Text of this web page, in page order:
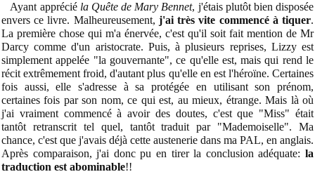
Ayant apprécié la Quête de Mary Bennet, j'étais plutôt bien disposée
envers ce livre. Malheureusement, j'ai très vite commencé à tiquer.
La première chose qui m'a énervée, c'est qu'il soit fait mention de Mr
Darcy comme d'un aristocrate. Puis, à plusieurs reprises, Lizzy est
simplement appelée "la gouvernante", ce qu'elle est, mais qui rend le
récit extrêmement froid, d'autant plus qu'elle en est l'héroïne. Certaines
fois aussi, elle s'adresse à sa protégée en utilisant son prénom,
certaines fois par son nom, ce qui est, au mieux, étrange. Mais là où
j'ai vraiment commencé à avoir des doutes, c'est que "Miss" était
tantôt retranscrit tel quel, tantôt traduit par "Mademoiselle". Ma
chance, c'est que j'avais déjà cette austenerie dans ma PAL, en anglais.
Après comparaison, j'ai donc pu en tirer la conclusion adéquate: la
traduction est abominable!!